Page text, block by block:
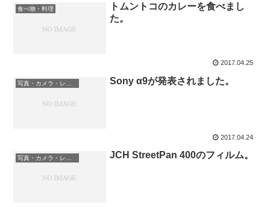
食べ物・料理
トムントコのカレーを食べまし
た。
2017.04.25
Sony α9が発表されました。
2017.04.24
JCH StreetPan 400のフィルム。